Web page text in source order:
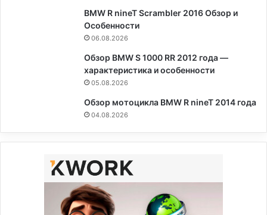
BMW R nineT Scrambler 2016 Обзор и
Особенности
06.08.2026
Обзор BMW S 1000 RR 2012 года —
характеристика и особенности
05.08.2026
Обзор мотоцикла BMW R nineT 2014 года
04.08.2026